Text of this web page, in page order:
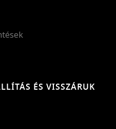
ÉS VISSZÁRUK